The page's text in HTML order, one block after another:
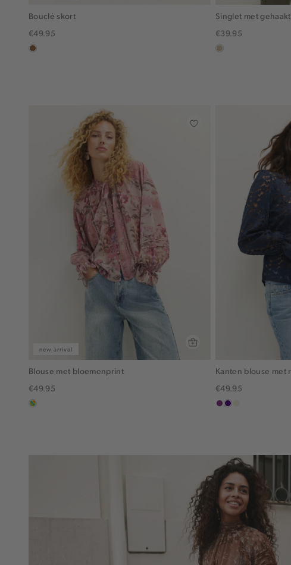
Bouclé skort
€49.95
deepmocca
Singlet met
€39.95
lichtzand
new arrival
Blouse met bloemenprint
€49.95
meerkleurig
Kanten blouse met
€49.95
middenpaars
indigo